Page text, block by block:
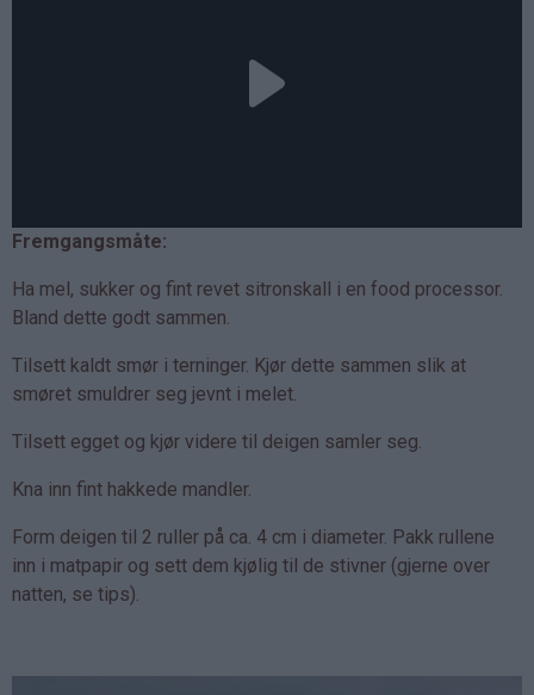
Fremgangsmåte:
Ha mel, sukker og fint revet sitronskall i en food processor.
Bland dette godt sammen.
Tilsett kaldt smør i terninger. Kjør dette sammen slik at
smøret smuldrer seg jevnt i melet.
Tilsett egget og kjør videre til deigen samler seg.
Kna inn fint hakkede mandler.
Form deigen til 2 ruller på ca. 4 cm i diameter. Pakk rullene
inn i matpapir og sett dem kjølig til de stivner (gjerne over
natten, se tips).